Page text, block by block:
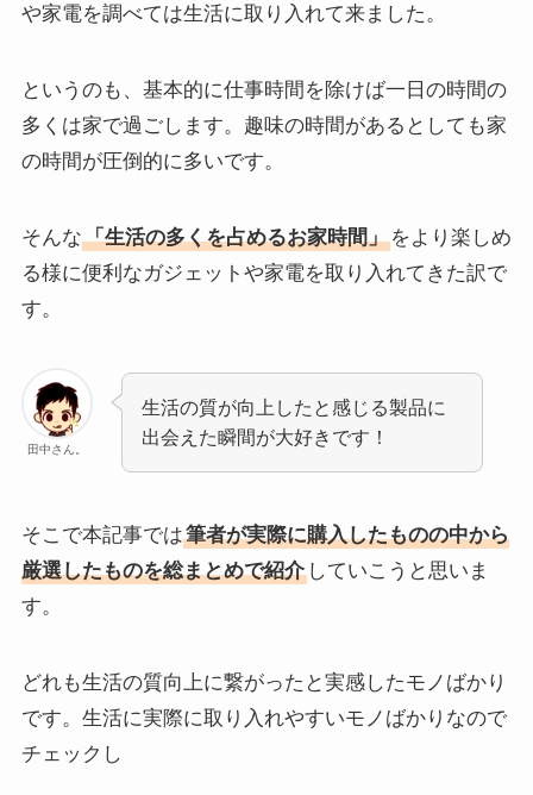
や家電を調べては生活に取り入れて来ました。
というのも、基本的に仕事時間を除けば一日の時間の
多くは家で過ごします。趣味の時間があるとしても家
の時間が圧倒的に多いです。
そんな「生活の多くを占めるお家時間」をより楽しめ
る様に便利なガジェットや家電を取り入れてきた訳で
す。
田中さん。
生活の質が向上したと感じる製品に
出会えた瞬間が大好きです！
そこで本記事では筆者が実際に購入したものの中から
厳選したものを総まとめで紹介していこうと思いま
す。
どれも生活の質向上に繋がったと実感したモノばかり
です。生活に実際に取り入れやすいモノばかりなので
チェックし